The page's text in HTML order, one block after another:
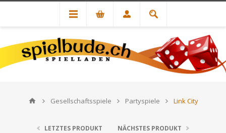
Gesellschaftsspiele Partyspiele Link City
LETZTES PRODUKT NÄCHSTES PRODUKT